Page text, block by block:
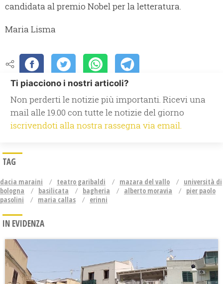
candidata al premio Nobel per la letteratura.
Maria Lisma
Ti piacciono i nostri articoli?
Non perderti le notizie più importanti. Ricevi una
mail alle 19.00 con tutte le notizie del giorno
iscrivendoti alla nostra rassegna via email.
TAG
dacia maraini teatro garibaldi mazara del vallo
università di
bologna
basilicata bagheria alberto moravia
pier paolo
pasolini
maria callas erinni
IN EVIDENZA